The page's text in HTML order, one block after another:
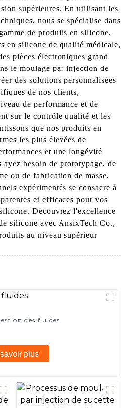
supérieures. En utilisant les
nous se spécialise dans
de produits en silicone,
en silicone de qualité médicale,
pièces électroniques grand
le moulage par injection de
des solutions personnalisées
de nos clients,
de performance et de
sur le contrôle qualité et les
que nos produits en
les plus élevées de
et une longévité
besoin de prototypage, de
ou de fabrication de masse,
expérimentés se consacre à
et efficaces pour vos
Découvrez l'excellence
silicone avec AnsixTech Co.,
au niveau supérieur
des fluides
plus